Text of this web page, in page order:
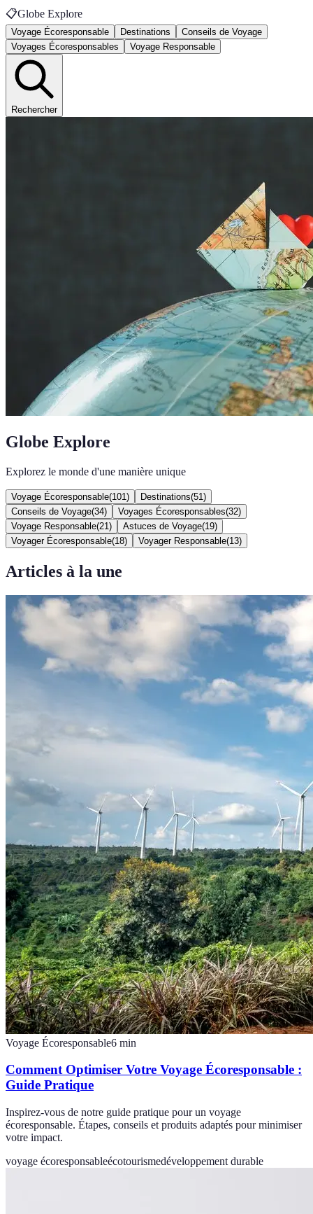
📋Globe Explore
Voyage Écoresponsable Destinations
Conseils de Voyage
Voyages Écoresponsables
Voyage Responsable
Rechercher
Globe Explore
Explorez le monde d'une manière unique
Voyage Écoresponsable(101 ) Destinations(51 )
Conseils de Voyage(34) Voyages Écoresponsables(32)
Voyage Responsable(21 ) Astuces de Voyage(19)
Voyager Écoresponsable(18) Voyager Responsable(13)
Articles à la une
Voyage Écoresponsable6 min
Comment Optimiser Votre Voyage Écoresponsable :
Guide Pratique
Inspirez-vous de notre guide pratique pour un voyage
écoresponsable. Étapes, conseils et produits adaptés pour minimiser
votre impact.
voyage écoresponsableécotourismedéveloppement durable